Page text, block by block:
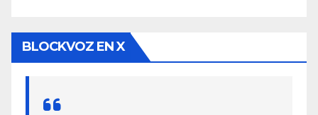
BLOCKVOZ EN X